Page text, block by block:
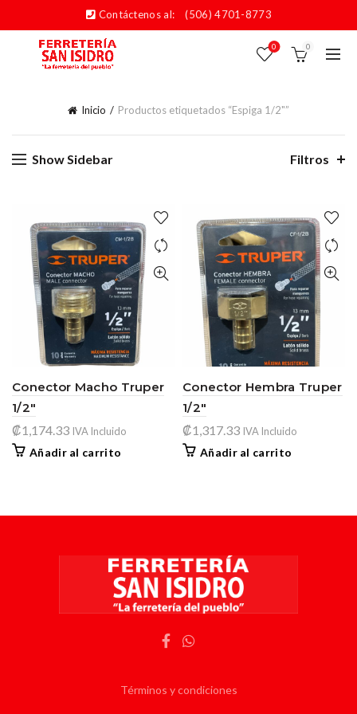
Contáctenos al: (506) 4701-8773
0 0
Inicio Productos etiquetados “Espiga 1/2"”
Show Sidebar Filtros
Conector Macho Truper
1/2″
₡1,174.33 IVA Incluido
Añadir al carrito
Conector Hembra Truper
1/2″
₡1,317.33 IVA Incluido
Añadir al carrito
Términos y condiciones